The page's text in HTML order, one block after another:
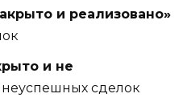
и реализовано»
и не
сделок